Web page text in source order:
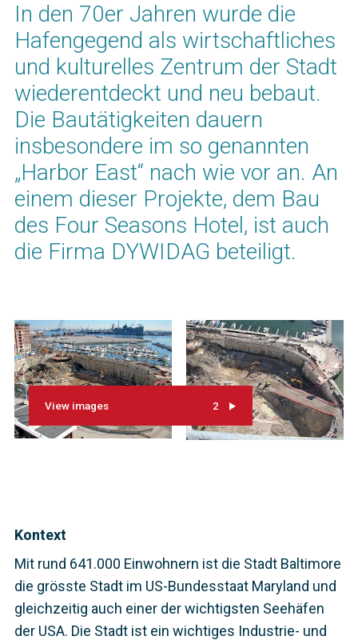
In den 70er Jahren wurde die
Hafengegend als wirtschaftliches
und kulturelles Zentrum der Stadt
wiederentdeckt und neu bebaut.
Die Bautätigkeiten dauern
insbesondere im so genannten
„Harbor East“ nach wie vor an. An
einem dieser Projekte, dem Bau
des Four Seasons Hotel, ist auch
die Firma DYWIDAG beteiligt.
View images 2
Kontext
Mit rund 641.000 Einwohnern ist die Stadt Baltimore
die grösste Stadt im US-Bundesstaat Maryland und
gleichzeitig auch einer der wichtigsten Seehäfen
der USA. Die Stadt ist ein wichtiges Industrie- und